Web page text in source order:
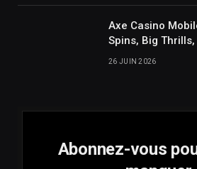
Axe Casino
Spins, Big
26 JUIN 2026
Abonnez-vous